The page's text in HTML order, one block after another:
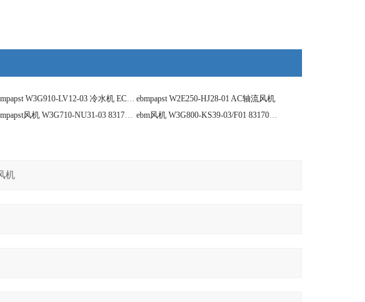
ebmpapst W3G910-LV12-03 冷水机 EC风机 ebmpapst W2E250-HJ28-01 AC轴流风机
ebmpapst风机 W3G710-NU31-03 8317085258
ebm风机 W3G800-KS39-03/F01 8317081777